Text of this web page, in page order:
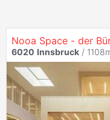
6020 Innsbruck /